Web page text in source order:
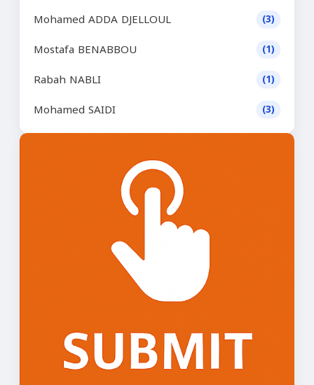
Mohamed ADDA DJELLOUL (3)
Mostafa BENABBOU (1)
Rabah NABLI (1)
Mohamed SAIDI (3)